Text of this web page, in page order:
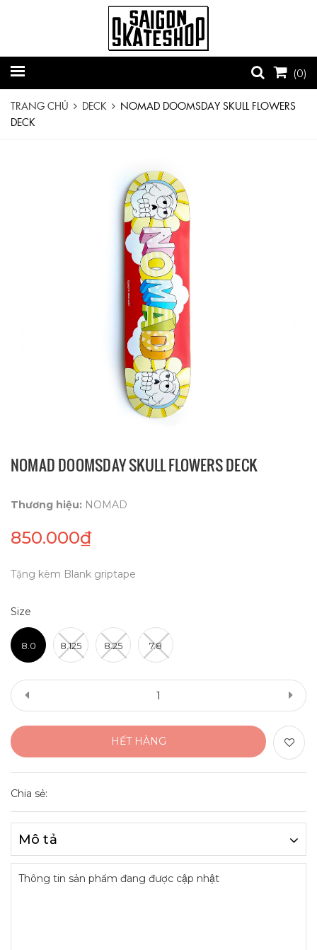
(0)
TRANG CHỦ DECK
NOMAD DOOMSDAY SKULL FLOWERS
DECK
NOMAD DOOMSDAY SKULL FLOWERS DECK
Thương hiệu: NOMAD
850.000₫
Tặng kèm Blank griptape
Size
8.0 8.125 8.25 7.8
HẾT HÀNG
Chia sẻ:
Mô tả
Thông tin sản phẩm đang được cập nhật